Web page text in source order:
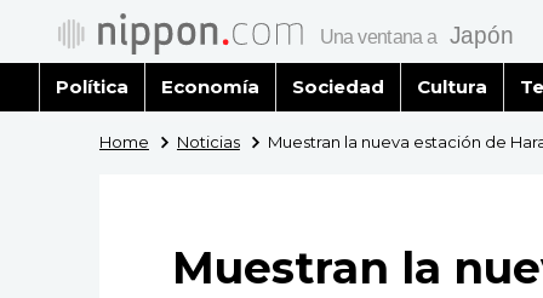
Política Economía Sociedad Cultura
Home Noticias Muestran la nueva estación de
Muestran la